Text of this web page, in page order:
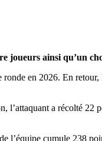
joueurs ainsi qu’un
en 2026. En
a récolté 22
l’équipe cumule 238